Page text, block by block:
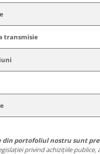
transmisie
din portofoliul nostru sunt
privind achizițiile